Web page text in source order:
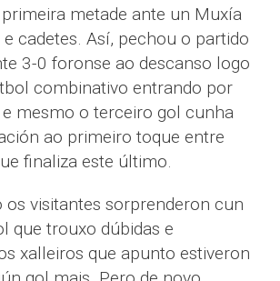
metade ante un Muxía
cadetes. Así, pechou o partido
3-0 foronse ao descanso logo
combinativo entrando por
mesmo o terceiro gol cunha
ao primeiro toque entre
finaliza este último.
os visitantes sorprenderon cun
que trouxo dúbidas e
xalleiros que apunto estiveron